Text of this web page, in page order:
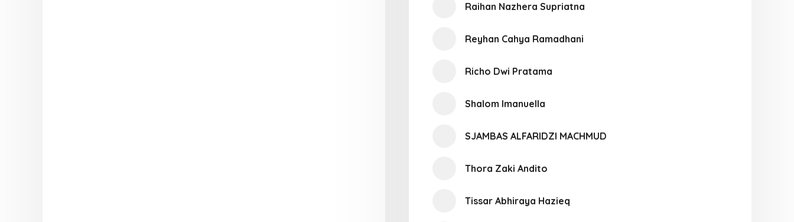
Raihan Nazhera Supriatna
Reyhan Cahya Ramadhani
Richo Dwi Pratama
Shalom Imanuella
SJAMBAS ALFARIDZI MACHMUD
Thora Zaki Andito
Tissar Abhiraya Hazieq